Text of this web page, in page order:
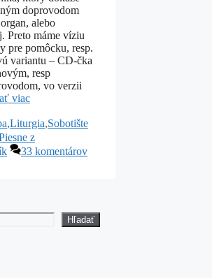
doprovodom
alebo
Preto máme víziu
pre pomôcku, resp.
variantu – CD-čka
resp
vo verzii
viac
,Liturgia,Sobotište
z
33 komentárov
Hľadať